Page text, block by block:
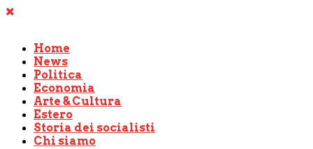
Home
News
Politica
Economia
Arte & Cultura
Estero
Storia dei socialisti
Chi siamo